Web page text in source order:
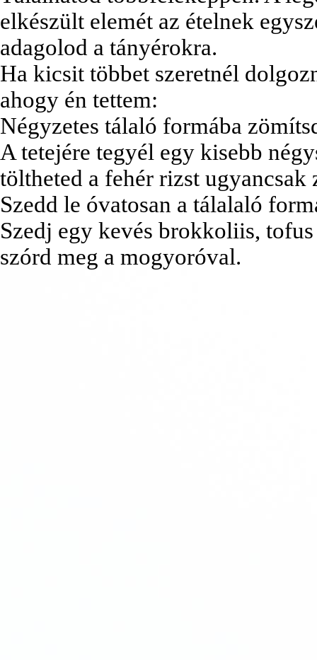
elkészült elemét az ételnek
adagolod a tányérokra.
Ha kicsit többet szeretnél
ahogy én tettem:
Négyzetes tálaló formába
A tetejére tegyél egy kisebb
töltheted a fehér rizst ugyancsak
Szedd le óvatosan a tálalaló
Szedj egy kevés brokkoliis,
szórd meg a mogyoróval.